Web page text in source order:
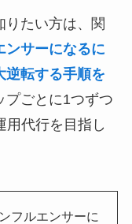
りたい方は、関
ンサーになるに
逆転する手順を
プごとに1つずつ
用代行を目指し
フルエンサーに